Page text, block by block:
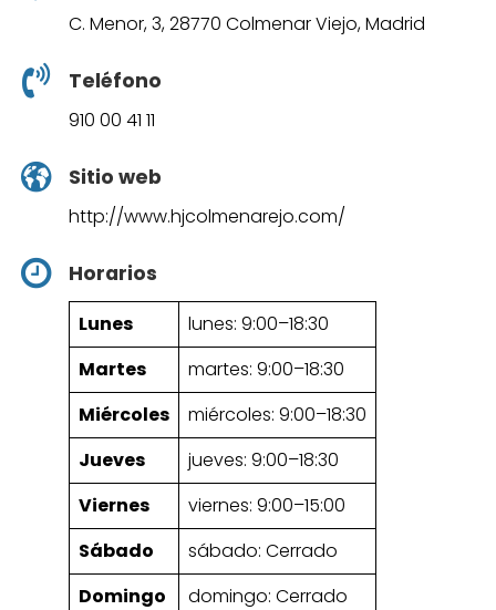
C. Menor, 3, 28770 Colmenar Viejo, Madrid
Teléfono
910 00 41 11
Sitio web
http://www.hjcolmenarejo.com/
Horarios
Lunes
lunes: 9:00–18:30
Martes
martes: 9:00–18:30
Miércoles
miércoles: 9:00–18:30
Jueves
jueves: 9:00–18:30
Viernes
viernes: 9:00–15:00
Sábado
sábado: Cerrado
Domingo
domingo: Cerrado